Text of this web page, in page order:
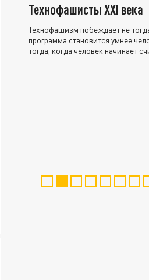
Технофашисты XXI века
Технофашизм побеждает не
программа становится умнее
тогда, когда человек начинает